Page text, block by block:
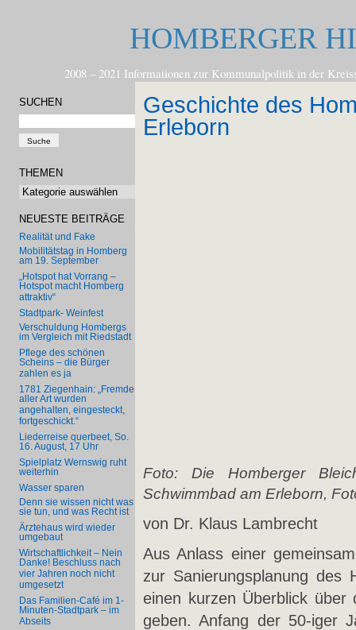
HOMBERGER
2008 – 2021 Informationen zur Kommunalpolitik in der
SUCHEN
THEMEN
Themen
NEUESTE BEITRÄGE
Realität und Fake
Mobilitätstag in Homberg
am 19. September
„Hotspot hat Vorrang –
Hotspot macht Homberg
attraktiv“
Stadtpark- Weinfest
Verschuldung Hombergs
im Vergleich mit Riedstadt
Pflege des schönen
Scheins – die Bürger
zahlen es ja
1781 Ziegenhain: „Fremde
aller Art wurden
angehalten, eingesteckt,
fortgeschickt.“
Liederreise querbeet, So.
16. August, 17 Uhr
Spielplatz Wernswig ruht
weiterhin
Wasser sparen
Denn sie wissen nicht was
sie tun, und was Recht ist
Ärztehaus wird wieder
umgebaut
Wirtschaftlichkeit – Nein
Danke! Beschluss nach
vier Jahren noch nicht
umgesetzt
Das Familien-Café im 1-
Minuten-Stadtpark – im
Abseits
Geschichte des
Erleborn
Foto: Die Homberger
Schwimmbad am Erleborn,
von Dr. Klaus Lambrecht
Aus Anlass einer
zur Sanierungsplanung des
einen kurzen Überblick über
geben. Anfang der 50-iger